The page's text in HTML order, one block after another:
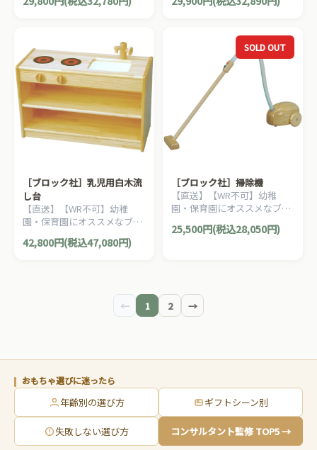
チンアイテム。おままごと、
チンアイテム。おままごと、
［ブロック社］乳児用白木流
し台
【直送】【WR不可】幼稚
園・保育園にオススメなブロ
ック社の木製おままごとキッ
チンアイテム。おままごと、
42,800円(税込47,080円)
SOLD OUT
［ブロック社］掃除機
【直送】【WR不可】幼稚
園・保育園にオススメなブロ
ック社の木製ごっこ遊びアイ
テム。おままごと、ごっこ遊
25,500円(税込28,050円)
← 1 2 →
おもちゃ選びに迷ったら
年齢別の選び方 ギフトシーン別
失敗しない選び方 コンサルタント監修 TOP5 →